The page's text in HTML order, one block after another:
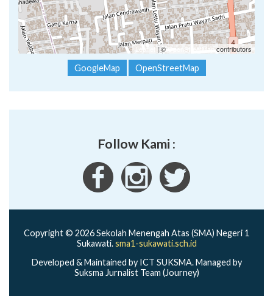
Leaflet | ©OpenStreetMapcontributors
GoogleMap OpenStreetMap
Follow Kami :
Copyright © 2026 Sekolah Menengah Atas (SMA) Negeri 1
Sukawati.sma1-sukawati.sch.id
Developed & Maintained by ICT SUKSMA. Managed by
Suksma Jurnalist Team (Journey)